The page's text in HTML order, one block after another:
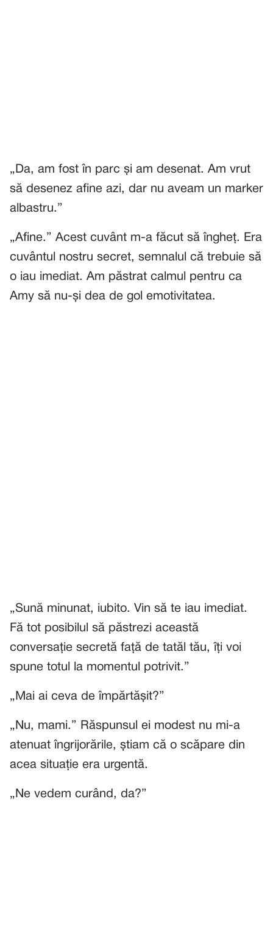
„Da, am fost în parc și am desenat. Am vrut
să desenez afine azi, dar nu aveam un marker
albastru.”
„Afine.” Acest cuvânt m-a făcut să îngheț. Era
cuvântul nostru secret, semnalul că trebuie să
o iau imediat. Am păstrat calmul pentru ca
Amy să nu-și dea de gol emotivitatea.
„Sună minunat, iubito. Vin să te iau imediat.
Fă tot posibilul să păstrezi această
conversație secretă față de tatăl tău, îți voi
spune totul la momentul potrivit.”
„Mai ai ceva de împărtășit?”
„Nu, mami.” Răspunsul ei modest nu mi-a
atenuat îngrijorările, știam că o scăpare din
acea situație era urgentă.
„Ne vedem curând, da?”